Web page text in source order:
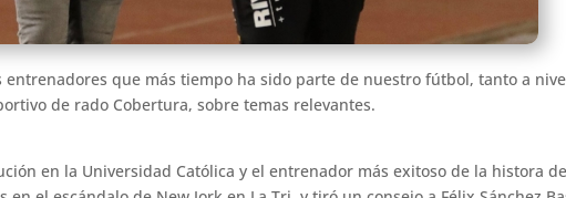
entrenadores que más tiempo ha sido parte de nuestro fútbol, tanto a
de rado Cobertura, sobre temas relevantes.
en la Universidad Católica y el entrenador más exitoso de la histora